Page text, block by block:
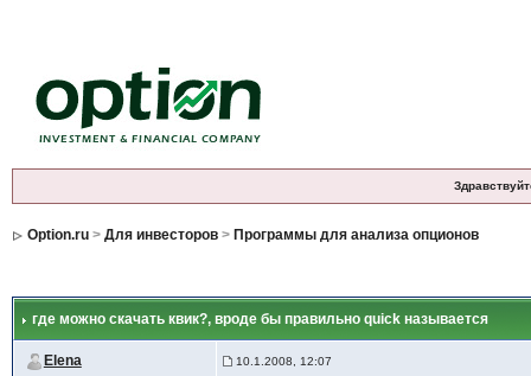
Option.ru> Для инвесторов> Программы для анализа опционов
где можно скачать квик?, вроде бы правильно quick называется
Elena 10.1.2008, 12:07